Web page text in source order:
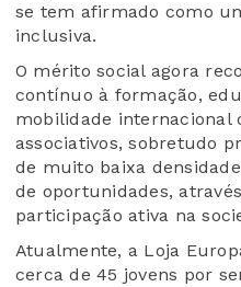
se tem afirmado como
inclusiva.
O mérito social agora
contínuo à formação,
mobilidade internacional
associativos, sobretudo
de muito baixa
de oportunidades,
participação ativa na
Atualmente, a Loja
cerca de 45 jovens por